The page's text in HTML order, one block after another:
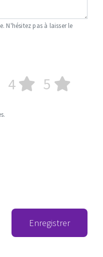
N'hésitez pas à laisser le
4 5
Enregistrer